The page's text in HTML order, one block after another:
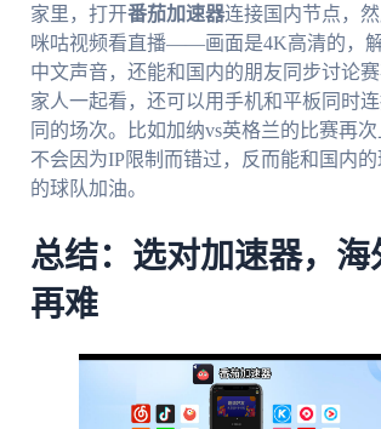
家里，打开番茄加速器连接国内节点，
咪咕视频看直播——画面是4K高清的，
中文声音，还能和国内的朋友同步讨论
家人一起看，还可以用手机和平板同时
同的场次。比如加纳vs英格兰的比赛再
不会因为IP限制而错过，反而能和国内
的球队加油。
总结：选对加速器，海
再难